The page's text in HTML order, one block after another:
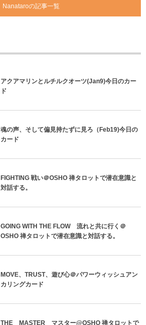
Nanataroの記事一覧
アクアマリンとルチルクオーツ(Jan9)今日のカー
ド
魂の声、そして偏見持たずに見ろ（Feb19)今日の
カード
FIGHTING 戦い＠OSHO 禅タロットで潜在意識と
対話する。
GOING WITH THE FLOW 流れと共に行く＠
OSHO 禅タロットで潜在意識と対話する。
MOVE、TRUST、遊び心＠パワーウィッシュアン
カリングカード
THE MASTER マスター@OSHO 禅タロットで